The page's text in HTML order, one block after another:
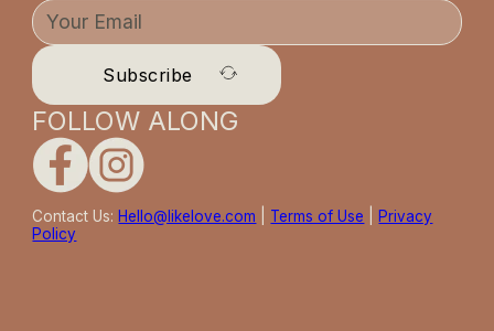
Subscribe
FOLLOW ALONG
Contact Us: Hello@likelove.com Terms of Use
Privacy
Policy